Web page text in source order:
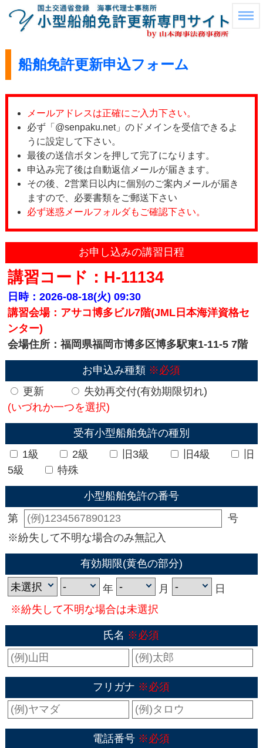
船舶免許更新申込フォーム
メールアドレスは正確にご入力下さい。
必ず「@senpaku.net」のドメインを受信できるよ
うに設定して下さい。
最後の送信ボタンを押して完了になります。
申込み完了後は自動返信メールが届きます。
その後、2営業日以内に個別のご案内メールが届き
ますので、必要書類をご郵送下さい
必ず迷惑メールフォルダもご確認下さい。
お申し込みの講習日程
講習コード：H-11134
日時：2026-08-18(火) 09:30
講習会場：アサコ博多ビル7階(JML日本海洋資格セ
ンター)
会場住所：福岡県福岡市博多区博多駅東1-11-5 7階
お申込み種類 ※必須
更新
失効再交付(有効期限切れ)
(いづれか一つを選択)
受有小型船舶免許の種別
1級
2級 旧3級 旧4級
旧
5級
特殊
小型船舶免許の番号
第
号
※紛失して不明な場合のみ無記入
有効期限(黄色の部分)
年 月
日
※紛失して不明な場合は未選択
氏名 ※必須
フリガナ ※必須
電話番号 ※必須